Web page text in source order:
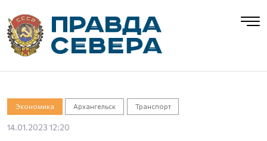
Экономика Архангельск Транспорт
14.01.2023 12:20